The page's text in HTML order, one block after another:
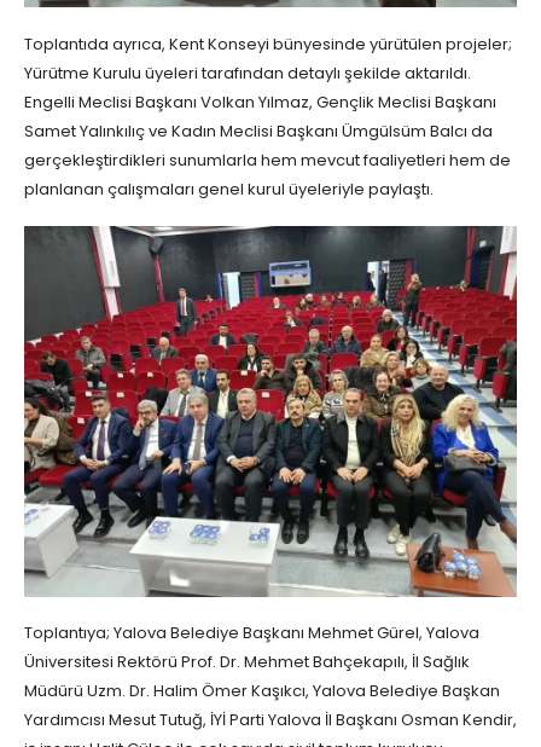
Toplantıda ayrıca, Kent Konseyi bünyesinde yürütülen projeler;
Yürütme Kurulu üyeleri tarafından detaylı şekilde aktarıldı.
Engelli Meclisi Başkanı Volkan Yılmaz, Gençlik Meclisi Başkanı
Samet Yalınkılıç ve Kadın Meclisi Başkanı Ümgülsüm Balcı da
gerçekleştirdikleri sunumlarla hem mevcut faaliyetleri hem de
planlanan çalışmaları genel kurul üyeleriyle paylaştı.
Toplantıya; Yalova Belediye Başkanı Mehmet Gürel, Yalova
Üniversitesi Rektörü Prof. Dr. Mehmet Bahçekapılı, İl Sağlık
Müdürü Uzm. Dr. Halim Ömer Kaşıkcı, Yalova Belediye Başkan
Yardımcısı Mesut Tutuğ, İYİ Parti Yalova İl Başkanı Osman Kendir,